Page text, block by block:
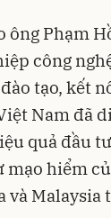
ông Phạm
công
tạo, kết
Nam đã
quả đầu
mạo hiểm
và Malaysia